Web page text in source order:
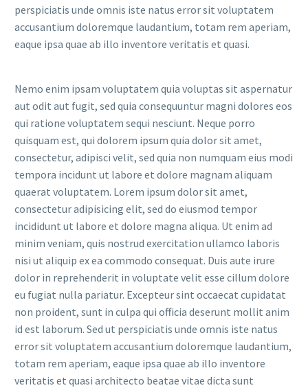
perspiciatis unde omnis iste natus error sit voluptatem
accusantium doloremque laudantium, totam rem aperiam,
eaque ipsa quae ab illo inventore veritatis et quasi.
Nemo enim ipsam voluptatem quia voluptas sit aspernatur
aut odit aut fugit, sed quia consequuntur magni dolores eos
qui ratione voluptatem sequi nesciunt. Neque porro
quisquam est, qui dolorem ipsum quia dolor sit amet,
consectetur, adipisci velit, sed quia non numquam eius modi
tempora incidunt ut labore et dolore magnam aliquam
quaerat voluptatem. Lorem ipsum dolor sit amet,
consectetur adipisicing elit, sed do eiusmod tempor
incididunt ut labore et dolore magna aliqua. Ut enim ad
minim veniam, quis nostrud exercitation ullamco laboris
nisi ut aliquip ex ea commodo consequat. Duis aute irure
dolor in reprehenderit in voluptate velit esse cillum dolore
eu fugiat nulla pariatur. Excepteur sint occaecat cupidatat
non proident, sunt in culpa qui officia deserunt mollit anim
id est laborum. Sed ut perspiciatis unde omnis iste natus
error sit voluptatem accusantium doloremque laudantium,
totam rem aperiam, eaque ipsa quae ab illo inventore
veritatis et quasi architecto beatae vitae dicta sunt